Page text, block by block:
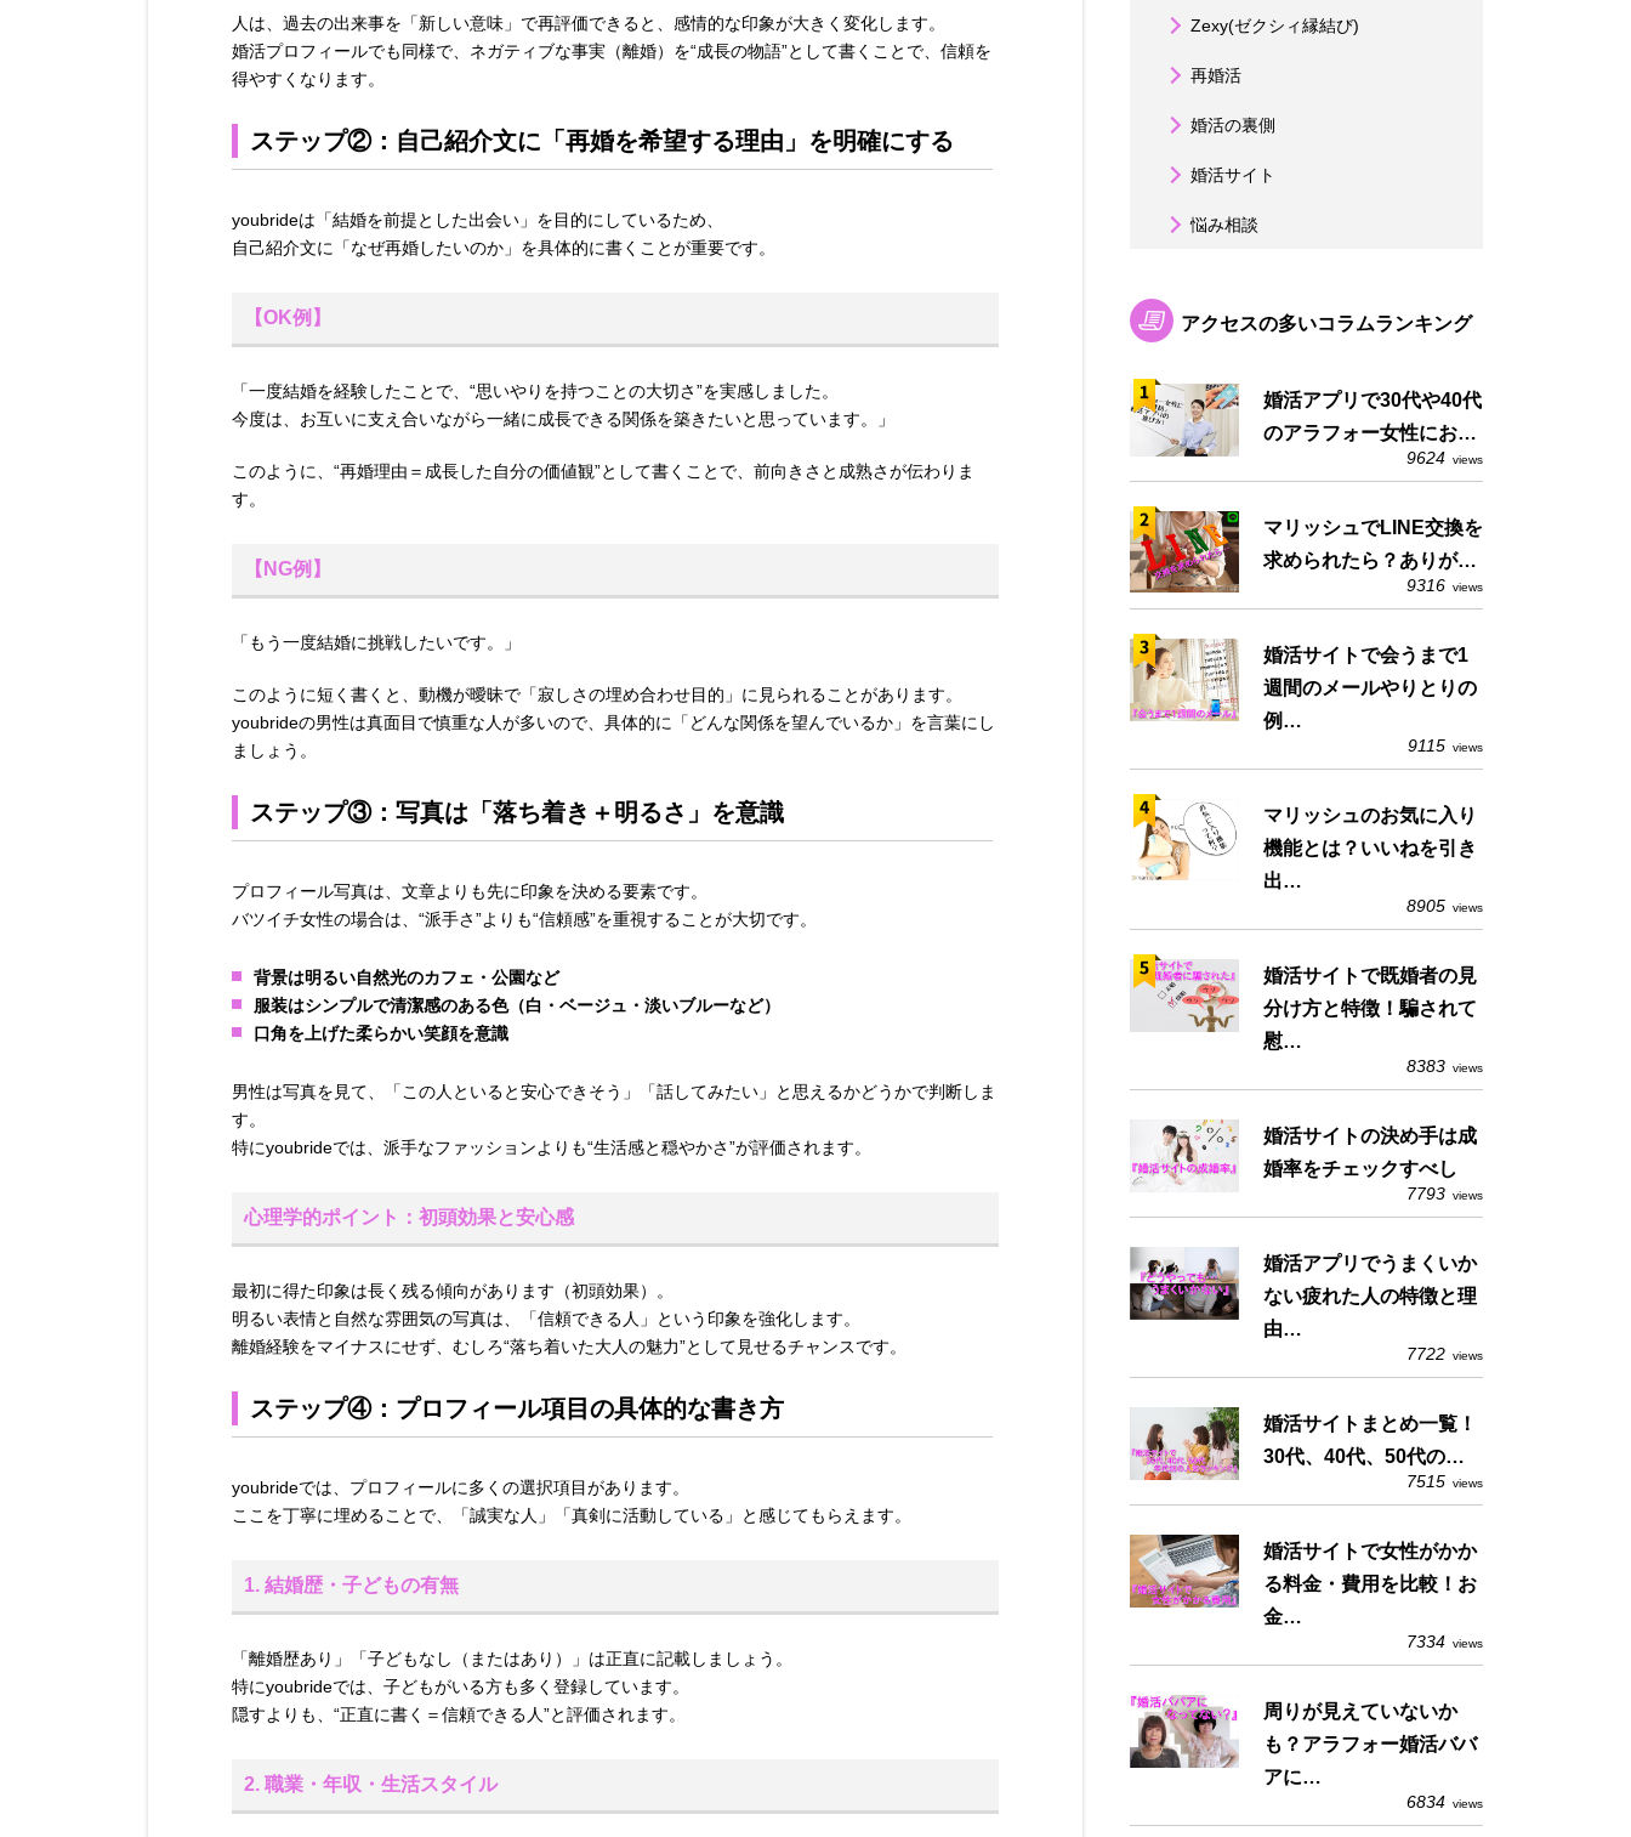
人は、過去の出来事を「新しい意味」で再評価できると、感情的な印象が大きく変化します。
婚活プロフィールでも同様で、ネガティブな事実（離婚）を“成長の物語”として書くことで、信頼を
得やすくなります。
ステップ②：自己紹介文に「再婚を希望する理由」を明確にする
youbrideは「結婚を前提とした出会い」を目的にしているため、
自己紹介文に「なぜ再婚したいのか」を具体的に書くことが重要です。
【OK例】
「一度結婚を経験したことで、“思いやりを持つことの大切さ”を実感しました。
今度は、お互いに支え合いながら一緒に成長できる関係を築きたいと思っています。」
このように、“再婚理由＝成長した自分の価値観”として書くことで、前向きさと成熟さが伝わりま
す。
【NG例】
「もう一度結婚に挑戦したいです。」
このように短く書くと、動機が曖昧で「寂しさの埋め合わせ目的」に見られることがあります。
youbrideの男性は真面目で慎重な人が多いので、具体的に「どんな関係を望んでいるか」を言葉にし
ましょう。
ステップ③：写真は「落ち着き＋明るさ」を意識
プロフィール写真は、文章よりも先に印象を決める要素です。
バツイチ女性の場合は、“派手さ”よりも“信頼感”を重視することが大切です。
背景は明るい自然光のカフェ・公園など
服装はシンプルで清潔感のある色（白・ベージュ・淡いブルーなど）
口角を上げた柔らかい笑顔を意識
男性は写真を見て、「この人といると安心できそう」「話してみたい」と思えるかどうかで判断しま
す。
特にyoubrideでは、派手なファッションよりも“生活感と穏やかさ”が評価されます。
心理学的ポイント：初頭効果と安心感
最初に得た印象は長く残る傾向があります（初頭効果）。
明るい表情と自然な雰囲気の写真は、「信頼できる人」という印象を強化します。
離婚経験をマイナスにせず、むしろ“落ち着いた大人の魅力”として見せるチャンスです。
ステップ④：プロフィール項目の具体的な書き方
youbrideでは、プロフィールに多くの選択項目があります。
ここを丁寧に埋めることで、「誠実な人」「真剣に活動している」と感じてもらえます。
1. 結婚歴・子どもの有無
「離婚歴あり」「子どもなし（またはあり）」は正直に記載しましょう。
特にyoubrideでは、子どもがいる方も多く登録しています。
隠すよりも、“正直に書く＝信頼できる人”と評価されます。
2. 職業・年収・生活スタイル
Zexy(ゼクシィ縁結び)
再婚活
婚活の裏側
婚活サイト
悩み相談
アクセスの多いコラムランキング
婚活アプリで30代や40代
のアラフォー女性にお…
9624 views
マリッシュでLINE交換を
求められたら？ありが…
9316 views
婚活サイトで会うまで1
週間のメールやりとりの
例…
9115 views
マリッシュのお気に入り
機能とは？いいねを引き
出…
8905 views
婚活サイトで既婚者の見
分け方と特徴！騙されて
慰…
8383 views
婚活サイトの決め手は成
婚率をチェックすべし
7793 views
婚活アプリでうまくいか
ない疲れた人の特徴と理
由…
7722 views
婚活サイトまとめ一覧！
30代、40代、50代の…
7515 views
婚活サイトで女性がかか
る料金・費用を比較！お
金…
7334 views
周りが見えていないか
も？アラフォー婚活ババ
アに…
6834 views